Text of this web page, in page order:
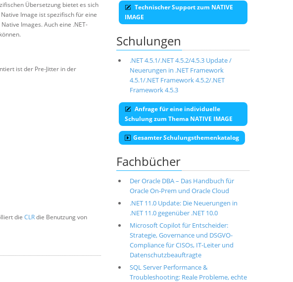
Übersetzung bietet es sich
Image ist spezifisch für eine
Images. Auch eine .NET-
ist der Pre-Jitter in der
die CLRdie Benutzung von
Technischer Support zum NATIVE
IMAGE
Schulungen
.NET 4.5.1/.NET 4.5.2/4.5.3 Update /
Neuerungen in .NET Framework
4.5.1/.NET Framework 4.5.2/.NET
Framework 4.5.3
Anfrage für eine individuelle
Schulung zum Thema NATIVE IMAGE
Gesamter Schulungsthemenkatalog
Fachbücher
Der Oracle DBA – Das Handbuch für
Oracle On-Prem und Oracle Cloud
.NET 11.0 Update: Die Neuerungen in
.NET 11.0 gegenüber .NET 10.0
Microsoft Copilot für Entscheider:
Strategie, Governance und DSGVO-
Compliance für CISOs, IT-Leiter und
Datenschutzbeauftragte
SQL Server Performance &
Troubleshooting: Reale Probleme, echte